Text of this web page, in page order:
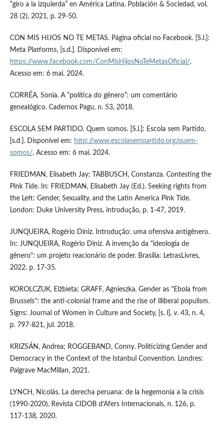
“giro a la izquierda” en América Latina. Población & Sociedad, vol.
28 (2), 2021, p. 29-50.
CON MIS HIJOS NO TE METAS. Página oficial no Facebook. [S.l.]:
Meta Platforms, [s.d.]. Disponível em:
https://www.facebook.com/ConMisHijosNoTeMetasOficial/.
Acesso em: 6 mai. 2024.
CORRÊA, Sonia. A “política do gênero”: um comentário
genealógico. Cadernos Pagu, n. 53, 2018.
ESCOLA SEM PARTIDO. Quem somos. [S.l.]: Escola sem Partido,
[s.d.]. Disponível em: http://www.escolasempartido.org/quem-
somos/. Acesso em: 6 mai. 2024.
FRIEDMAN, Elisabeth Jay; TABBUSCH, Constanza. Contesting the
Pink Tide. In: FRIEDMAN, Elisabeth Jay (Ed.). Seeking rights from
the Left: Gender, Sexuality, and the Latin America Pink Tide.
London: Duke University Press, introdução, p. 1-47, 2019.
JUNQUEIRA, Rogério Diniz. Introdução: uma ofensiva antigênero.
In: JUNQUEIRA, Rogério Diniz. A invenção da "ideologia de
gênero": um projeto reacionário de poder. Brasília: LetrasLivres,
2022. p. 17-35.
KOROLCZUK, Elżbieta; GRAFF, Agnieszka. Gender as "Ebola from
Brussels": the anti-colonial frame and the rise of illiberal populism.
Signs: Journal of Women in Culture and Society, [s. l], v. 43, n. 4,
p. 797-821, jul. 2018.
KRIZSÁN, Andrea; ROGGEBAND, Conny. Politicizing Gender and
Democracy in the Context of the Istanbul Convention. Londres:
Palgrave MacMillan, 2021.
LYNCH, Nicolás. La derecha peruana: de la hegemonía a la crisis
(1990-2020). Revista CIDOB d’Afers Internacionals, n. 126, p.
117-138, 2020.